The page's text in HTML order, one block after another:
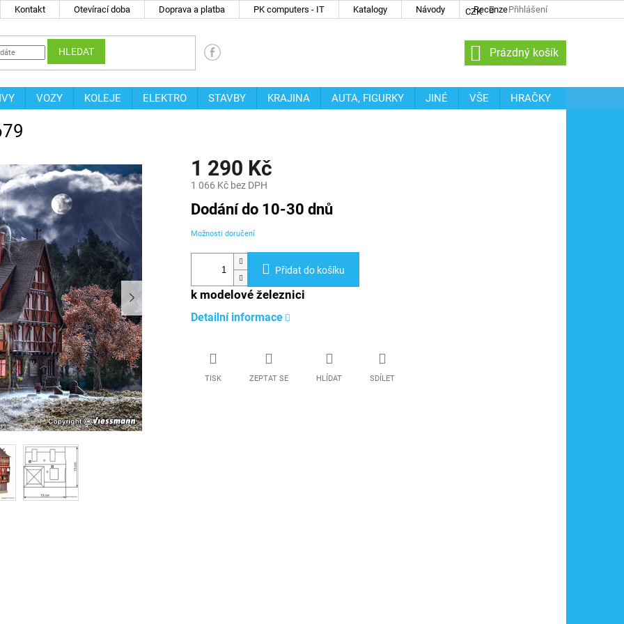
Kontakt Otevírací doba Doprava a platba PK computers - IT Katalogy Návody Recenze
CZK Přihlášení
HLEDAT
NÁKUPNÍ
KOŠÍK
Prázdný košík
VOZY KOLEJE ELEKTRO STAVBY KRAJINA AUTA, FIGURKY JINÉ VŠE
HRAČKY
1 290 Kč
1 066 Kč bez DPH
Měrná
cena:
Dodání do 10-30 dnů
Možnosti doručení
Přidat do košíku
k modelové železnici
Detailní informace
TISK ZEPTAT SE HLÍDAT SDÍLET